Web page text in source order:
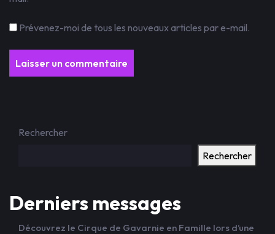
Prévenez-moi de tous les nouveaux articles par e-mail.
Rechercher
Rechercher
Derniers messages
Découvrez le Cirque de Gavarnie en Famille lors d’une